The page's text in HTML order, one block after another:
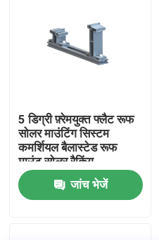
हमारे बारे में
कारखाना भ्रमण
5 डिग्री फ़्रेमयुक्त फ्लैट रूफ
सोलर माउंटिंग सिस्टम
कमर्शियल बैलास्टेड रूफ
माउंट सोलर रैकिंग
जांच भेजें